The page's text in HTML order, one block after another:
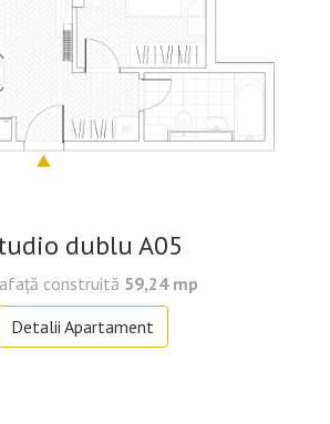
dublu A05
construită 59,24 mp
Detalii Apartament